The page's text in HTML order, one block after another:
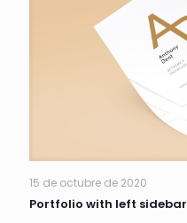
15 de octubre de 2020
Portfolio with left sidebar